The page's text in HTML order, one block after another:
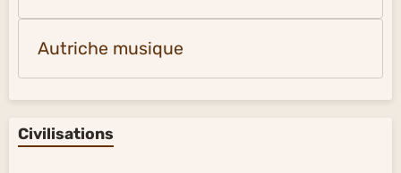
Autriche musique
Civilisations